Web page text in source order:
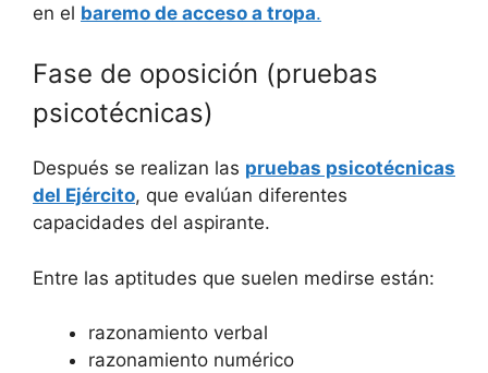
en el baremo de acceso a tropa.
Fase de oposición (pruebas
psicotécnicas)
Después se realizan las pruebas psicotécnicas
del Ejército, que evalúan diferentes
capacidades del aspirante.
Entre las aptitudes que suelen medirse están:
razonamiento verbal
razonamiento numérico